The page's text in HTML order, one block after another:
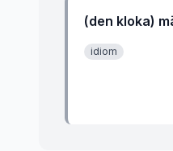
(den kloka)
idiom